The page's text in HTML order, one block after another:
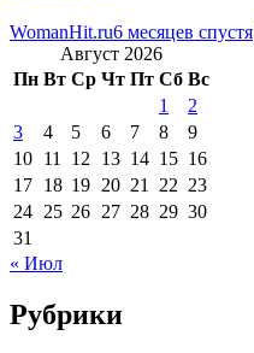
WomanHit.ru6 месяцев спустя
Август 2026
Пн Вт Ср Чт Пт Сб Вс
1
2
3
4 5 6 7 8
9
10 11 12 13 14 15 16
17 18 19 20 21 22 23
24 25 26 27 28 29 30
31
« Июл
Рубрики